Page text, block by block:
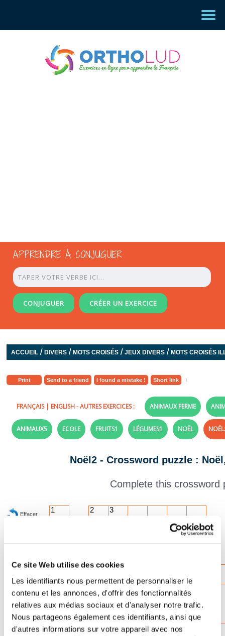
Ce site Web utilise des cookies
Les identifiants nous permettent de personnaliser le
contenu et les annonces, d'offrir des fonctionnalités
relatives aux médias sociaux et d'analyser notre trafic.
Nous partageons également ces identifiants, ainsi que
d'autres informations sur votre appareil avec nos
APPRENDRE À CONJUGUER
CONJUGUER CRÉER UN EXERCICE
ACCUEIL/ DIVERS/ MOTS CROISÉS/ JEUX DIVERS/ MOTS CROISÉS
Print Send to a friend I found a mistake ! Short link
FRANÇAIS| ENGLISH- AUTRES EXERCICES : ANIMAUX FERME
ANIMAUX5 ECOLE FRUITS1 LÉGUMES1 NOËL
Noël2 - Crossword puzzle :
Complete this crossword
Effacer
00:00
1
7
2 3
6
8